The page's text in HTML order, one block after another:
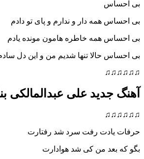
بی احساس
بی احساس همه دار و ندارم و پای تو دادم
بی احساس همه خاطره هامون مونده یادم
بی احساس حالا تنها شدیم من و این دل
♫♫♫♫♫♫
آهنگ جدید علی عبدالمالکی
♫♫♫♫♫♫
حرفات یادت رفت سرد شد رفتارت
بگو که بعد من کی شد هوادارت